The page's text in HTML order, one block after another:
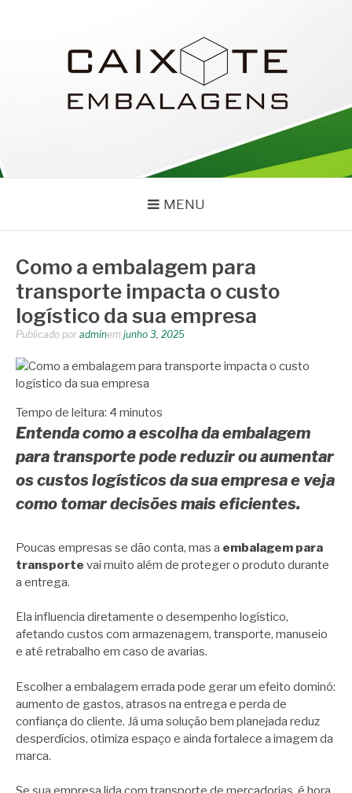
MENU
Como a embalagem para
transporte impacta o custo
logístico da sua empresa
Publicado por adminem junho 3, 2025
Tempo de leitura: 4 minutos
Entenda como a escolha da embalagem
para transporte pode reduzir ou aumentar
os custos logísticos da sua empresa e veja
como tomar decisões mais eficientes.
Poucas empresas se dão conta, mas a embalagem para
transporte vai muito além de proteger o produto durante
a entrega.
Ela influencia diretamente o desempenho logístico,
afetando custos com armazenagem, transporte, manuseio
e até retrabalho em caso de avarias.
Escolher a embalagem errada pode gerar um efeito dominó:
aumento de gastos, atrasos na entrega e perda de
confiança do cliente. Já uma solução bem planejada reduz
desperdícios, otimiza espaço e ainda fortalece a imagem da
marca.